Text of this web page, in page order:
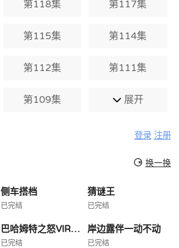
第118集 第117集
第115集 第114集
第112集 第111集
第109集 展开
登录 注册
换一换
侧车搭档
已完结
猜谜王
已完结
巴哈姆特之怒VIRGINSOUL
已完结
岸边露伴一动不动
已完结